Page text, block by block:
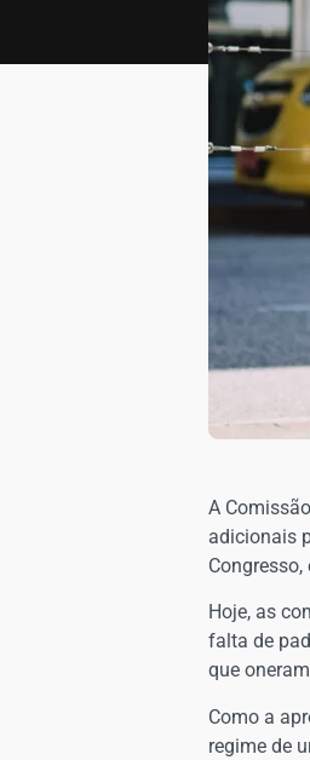
A
adicionais
Hoje, as
falta de
que
Como a
regime de